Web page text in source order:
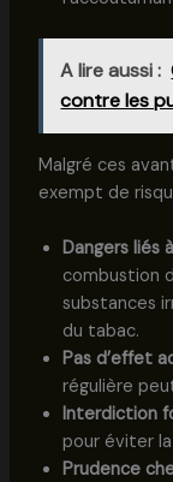
A lire aussi :
contre les
Malgré ces
exempt de
Dangers liés
combustion
substances
du tabac.
Pas d’effet
régulière
Interdiction
pour éviter
Prudence